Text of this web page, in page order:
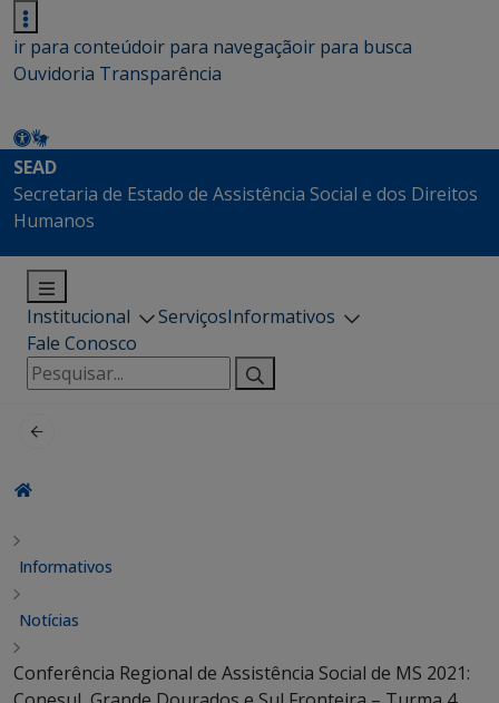
ir para conteúdoir para navegaçãoir para busca
Ouvidoria Transparência
SEAD
Secretaria de Estado de Assistência Social e dos Direitos
Humanos
Institucional ServiçosInformativos
Fale Conosco
Pesquisar
por:
Informativos
Notícias
Conferência Regional de Assistência Social de MS 2021: